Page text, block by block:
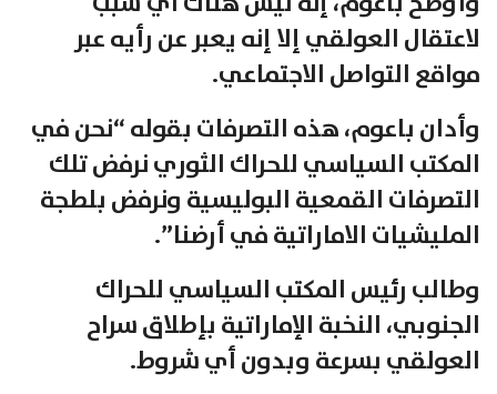
لاعتقال العولقي إلا إنه يعبر عن رأيه عبر
مواقع التواصل الاجتماعي.
وأدان باعوم، هذه التصرفات بقوله “نحن في
المكتب السياسي للحراك الثوري نرفض تلك
التصرفات القمعية البوليسية ونرفض بلطجة
المليشيات الاماراتية في أرضنا”.
وطالب رئيس المكتب السياسي للحراك
الجنوبي، النخبة الإماراتية بإطلاق سراح
العولقي بسرعة وبدون أي شروط.